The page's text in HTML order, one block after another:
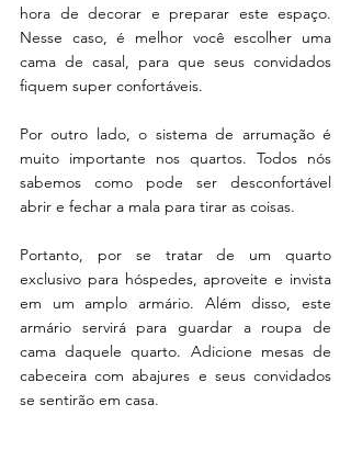
hora de decorar e preparar este espaço.
Nesse caso, é melhor você escolher uma
cama de casal, para que seus convidados
fiquem super confortáveis.
Por outro lado, o sistema de arrumação é
muito importante nos quartos. Todos nós
sabemos como pode ser desconfortável
abrir e fechar a mala para tirar as coisas.
Portanto, por se tratar de um quarto
exclusivo para hóspedes, aproveite e invista
em um amplo armário. Além disso, este
armário servirá para guardar a roupa de
cama daquele quarto. Adicione mesas de
cabeceira com abajures e seus convidados
se sentirão em casa.